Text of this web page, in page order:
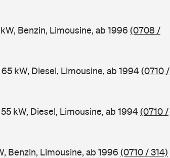
Benzin, Limousine, ab 1996 (0708 /
kW, Diesel, Limousine, ab 1994(0710 /
kW, Diesel, Limousine, ab 1994(0710 /
Benzin, Limousine, ab 1996 (0710 / 314)